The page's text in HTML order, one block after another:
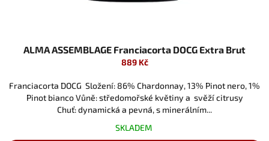
ALMA ASSEMBLAGE Franciacorta DOCG Extra Brut
889 Kč
Franciacorta DOCG Složení: 86% Chardonnay, 13% Pinot nero, 1%
Pinot bianco Vůně: středomořské květiny a svěží citrusy
Chuť: dynamická a pevná, s minerálním...
SKLADEM